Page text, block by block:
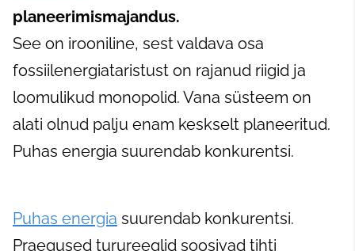
planeerimismajandus.
See on irooniline, sest valdava osa
fossiilenergiataristust on rajanud riigid ja
loomulikud monopolid. Vana süsteem on
alati olnud palju enam keskselt planeeritud.
Puhas energia suurendab konkurentsi.
Puhas energia suurendab konkurentsi.
Praegused turureeglid soosivad tihti